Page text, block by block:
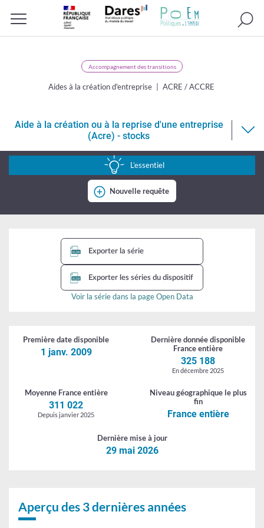
Accompagnement des transitions
Aides à la création d'entreprise ACRE / ACCRE
ou
Aide à la création ou à la reprise d'une entreprise
(Acre) - stocks
L’essentiel
Nouvelle requête
Exporter la série
Exporter les séries du dispositif
Voir la série dans la page Open Data
Première datedisponible
1 janv. 2009
Dernière donnéedisponible
France entière
325 188
En décembre 2025
Moyenne France entière
311 022
Depuis janvier 2025
Niveau géographique le plus
fin
France entière
Dernièremise à jour
29 mai 2026
Aperçu des 3 dernières années